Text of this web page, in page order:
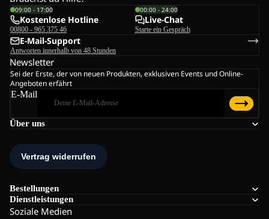
Über uns
Bestellungen
Dienstleistungen
Soziale Medien
09:00 - 17:00
Kostenlose Hotline
00800 - 965 375 46
00:00 - 24:00
Live-Chat
Starte ein Gespräch
E-Mail-Support
Antworten innerhalb von 48 Stunden
Newsletter
Sei der Erste, der von neuen Produkten, exklusiven Events und Online-
Angeboten erfährt
E-Mail